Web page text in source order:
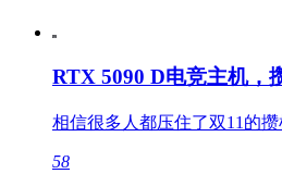
RTX 5090 D电竞主机，
相信很多人都压住了双11的
58